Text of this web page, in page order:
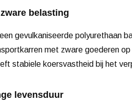
belasting
gevulkaniseerde polyurethaan
met zware goederen
stabiele koersvastheid bij het
levensduur